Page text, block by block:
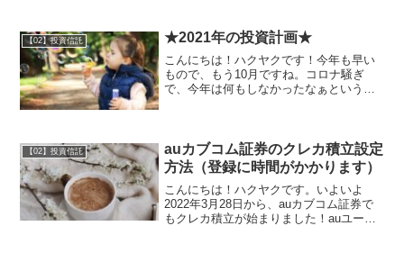
年」「30社」「対話」。「30年」という
長期目...
【02】投資信託 ★2021年の投資計画★
こんにちは！ハクヤクです！今年も早い
もので、もう10月ですね。コロナ騒ぎ
で、今年は何もしなかったなぁというの
ュニアNISA×３人分！う...
【02】投資信託
auカブコム証券のクレカ積立設定
方法（登録に時間がかかります）
こんにちは！ハクヤクです。いよいよ
2022年3月28日から、auカブコム証券で
もクレカ積立が始まりました！auユーザ